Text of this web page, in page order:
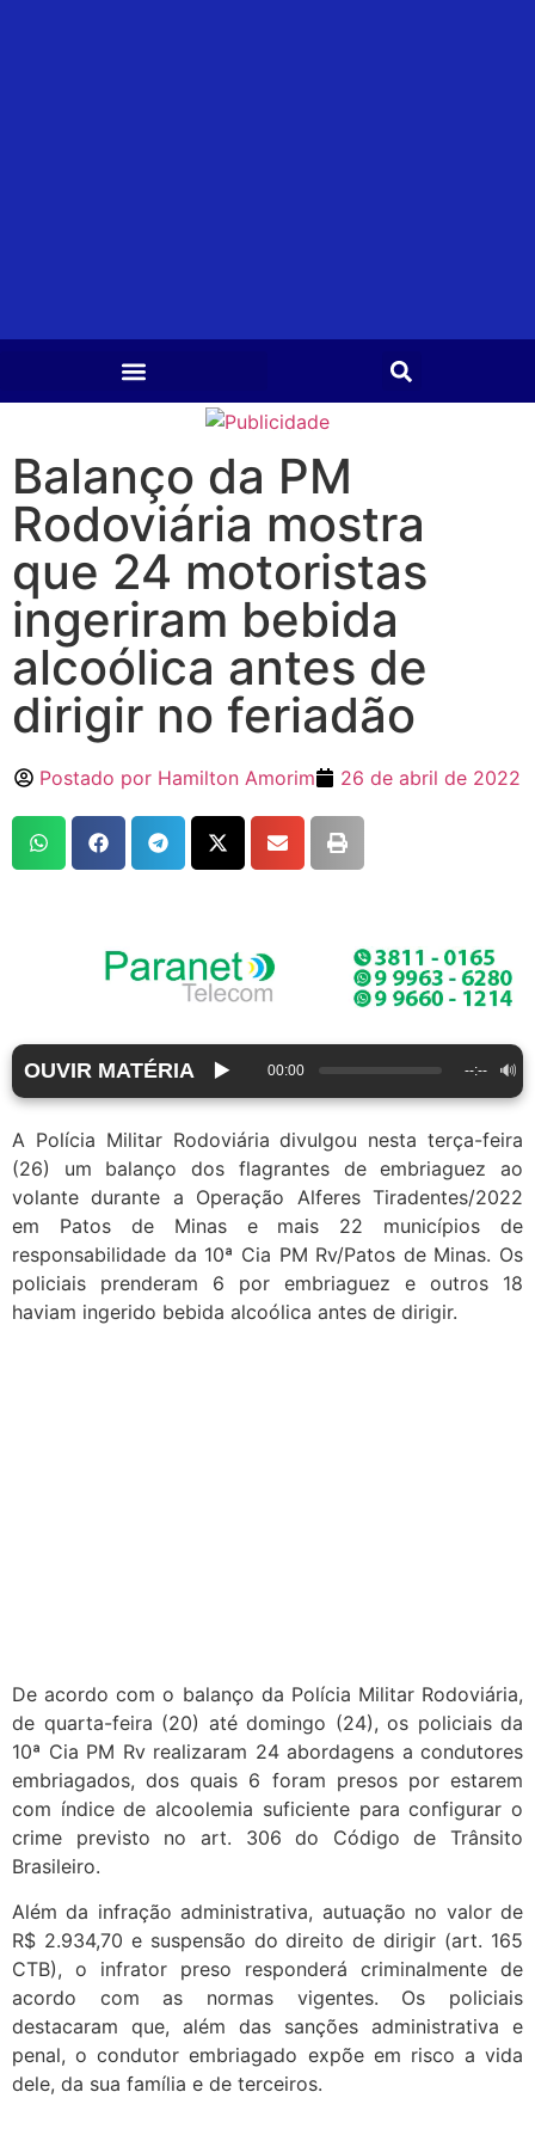
Balanço da PM
Rodoviária mostra
que 24 motoristas
ingeriram bebida
alcoólica antes de
dirigir no feriadão
Postado por Hamilton Amorim 26 de abril de 2022
OUVIR MATÉRIA ▶️ 00:00 --:-- 🔊
A Polícia Militar Rodoviária divulgou nesta terça-feira
(26) um balanço dos flagrantes de embriaguez ao
volante durante a Operação Alferes Tiradentes/2022
em Patos de Minas e mais 22 municípios de
responsabilidade da 10ª Cia PM Rv/Patos de Minas. Os
policiais prenderam 6 por embriaguez e outros 18
haviam ingerido bebida alcoólica antes de dirigir.
De acordo com o balanço da Polícia Militar Rodoviária,
de quarta-feira (20) até domingo (24), os policiais da
10ª Cia PM Rv realizaram 24 abordagens a condutores
embriagados, dos quais 6 foram presos por estarem
com índice de alcoolemia suficiente para configurar o
crime previsto no art. 306 do Código de Trânsito
Brasileiro.
Além da infração administrativa, autuação no valor de
R$ 2.934,70 e suspensão do direito de dirigir (art. 165
CTB), o infrator preso responderá criminalmente de
acordo com as normas vigentes. Os policiais
destacaram que, além das sanções administrativa e
penal, o condutor embriagado expõe em risco a vida
dele, da sua família e de terceiros.